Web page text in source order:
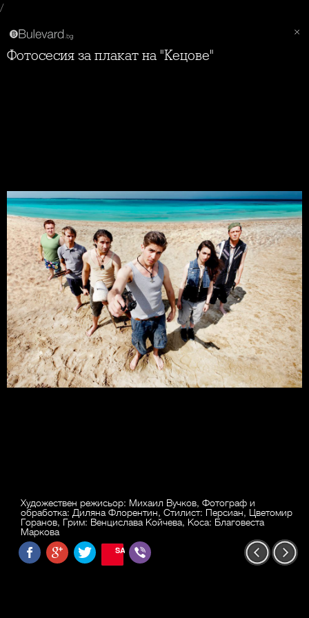
/
Фотосесия за плакат на "Кецове"
Художествен режисьор: Михаил Вучков, Фотограф и
обработка: Диляна Флорентин, Стилист: Персиан, Цветомир
Горанов, Грим: Венцислава Койчева, Коса: Благовеста
Маркова
SAVE